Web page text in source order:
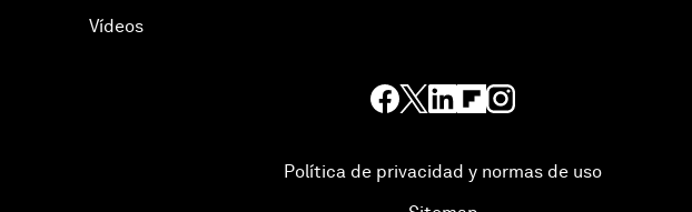
Vídeos
Política de privacidad y normas de uso